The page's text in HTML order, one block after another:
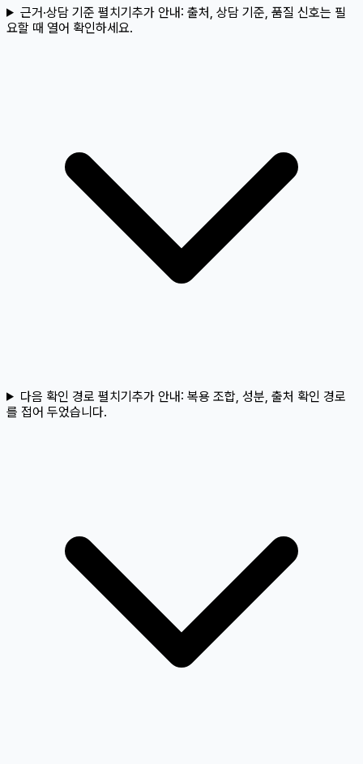
근거·상담 기준 펼치기추가 안내: 출처, 상담 기준, 품질 신호는 필
요할 때 열어 확인하세요.
다음 확인 경로 펼치기추가 안내: 복용 조합, 성분, 출처 확인 경로
를 접어 두었습니다.